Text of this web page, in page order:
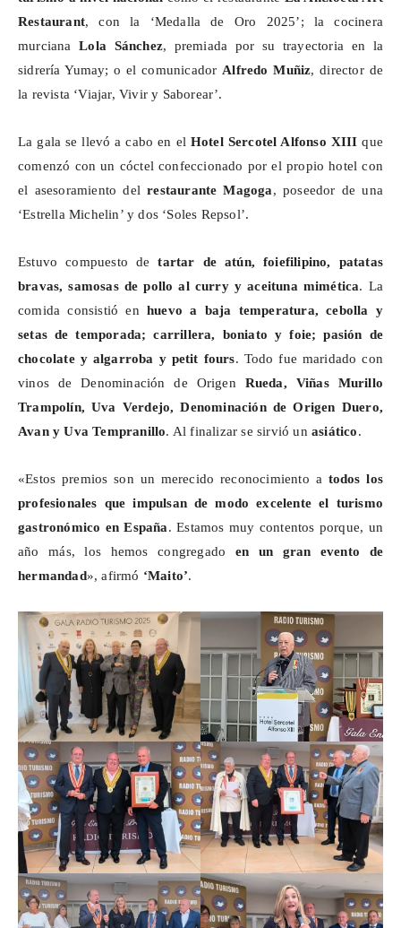
Restaurant, con la ‘Medalla de Oro 2025’; la cocinera
murcianaLola Sánchez, premiada por su trayectoria en la
sidreríaYumay; o el comunicador Alfredo Muñiz, director de
la revista ‘Viajar, Vivir y Saborear’.
La gala se llevó a cabo en el Hotel Sercotel Alfonso XIII que
comenzó con un cóctel confeccionado por el propio hotel con
el asesoramiento delrestauranteMagoga, poseedor de una
‘Estrella Michelin’ y dos ‘Soles Repsol’.
Estuvo compuesto detartar de atún, foiefilipino, patatas
bravas,samosasde pollo al curry y aceituna mimética. La
comida consistió en huevo a baja temperatura, cebolla y
setas de temporada; carrillera, boniato y foie; pasión de
chocolate y algarroba y petit fours. Todo fue maridado con
vinos de Denominación de Origen Rueda, Viñas Murillo
Trampolín, Uva Verdejo, Denominación de Origen Duero,
Avany Uva Tempranillo. Al finalizar se sirvió unasiático.
«Estos premios son un merecido reconocimiento a todos los
profesionales que impulsan de modo excelente el turismo
gastronómico en España. Estamos muy contentos porque, un
año más, los hemos congregado en un gran evento de
hermandad», afirmó ‘Maito’.